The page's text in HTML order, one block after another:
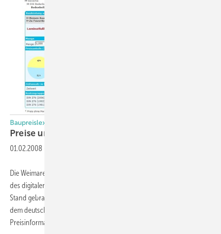
Baupreislexikon
Preise und
01.02.2008
Die Weimarer f:data GmbH hat turnusgemäß die Orientierungspreise
des digitalen Nachschlagewerkes „Baupreislexikon“ auf den neuesten
Stand gebracht, um die derzeitigen preislichen Entwicklungen auf
dem deutschen Baumarkt widerzuspiegeln. Das Baupreislexikon bietet
Preisinformationen für